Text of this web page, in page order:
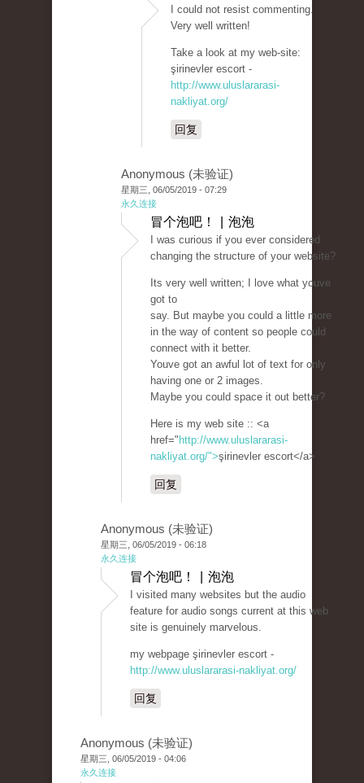
I could not resist commenting.
Very well written!
Take a look at my web-site:
şirinevler escort -
http://www.uluslararasi-
nakliyat.org/
回复
Anonymous (未验证)
星期三, 06/05/2019 - 07:29
永久连接
冒个泡吧！ | 泡泡
I was curious if you ever considered
changing the structure of your website?
Its very well written; I love what youve
got to
say. But maybe you could a little more
in the way of content so people could
connect with it better.
Youve got an awful lot of text for only
having one or 2 images.
Maybe you could space it out better?
Here is my web site :: <a
href=" http://www.uluslararasi-
nakliyat.org/">şirinevler escort</a>
回复
Anonymous (未验证)
星期三, 06/05/2019 - 06:18
永久连接
冒个泡吧！ | 泡泡
I visited many websites but the audio
feature for audio songs current at this web
site is genuinely marvelous.
my webpage şirinevler escort -
http://www.uluslararasi-nakliyat.org/
回复
Anonymous (未验证)
星期三, 06/05/2019 - 04:06
永久连接